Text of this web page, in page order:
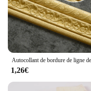
1,26€